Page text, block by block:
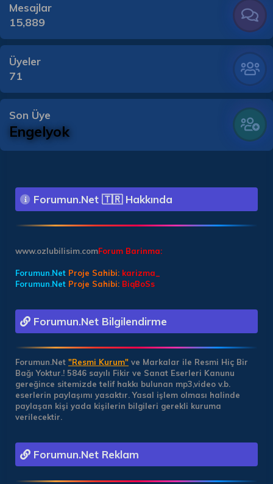
Mesajlar
15,889
Üyeler
71
Son Üye
Engelyok
Forumun.Net 🇹🇷 Hakkında
Forum Barinma:
www.ozlubilisim.com
Forumun.Net Proje Sahibi: karizma_
Forumun.Net Proje Sahibi: BiqBoSs
Forumun.Net Bilgilendirme
Forumun.Net "Resmi Kurum" ve Markalar ile Resmi Hiç Bir
Bağı Yoktur.! 5846 sayılı Fikir ve Sanat Eserleri Kanunu
gereğince sitemizde telif hakkı bulunan mp3,video v.b.
eserlerin paylaşımı yasaktır. Yasal işlem olması halinde
paylaşan kişi yada kişilerin bilgileri gerekli kuruma
verilecektir.
Forumun.Net Reklam